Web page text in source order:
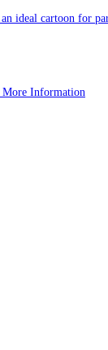
ideal cartoon for
More Information